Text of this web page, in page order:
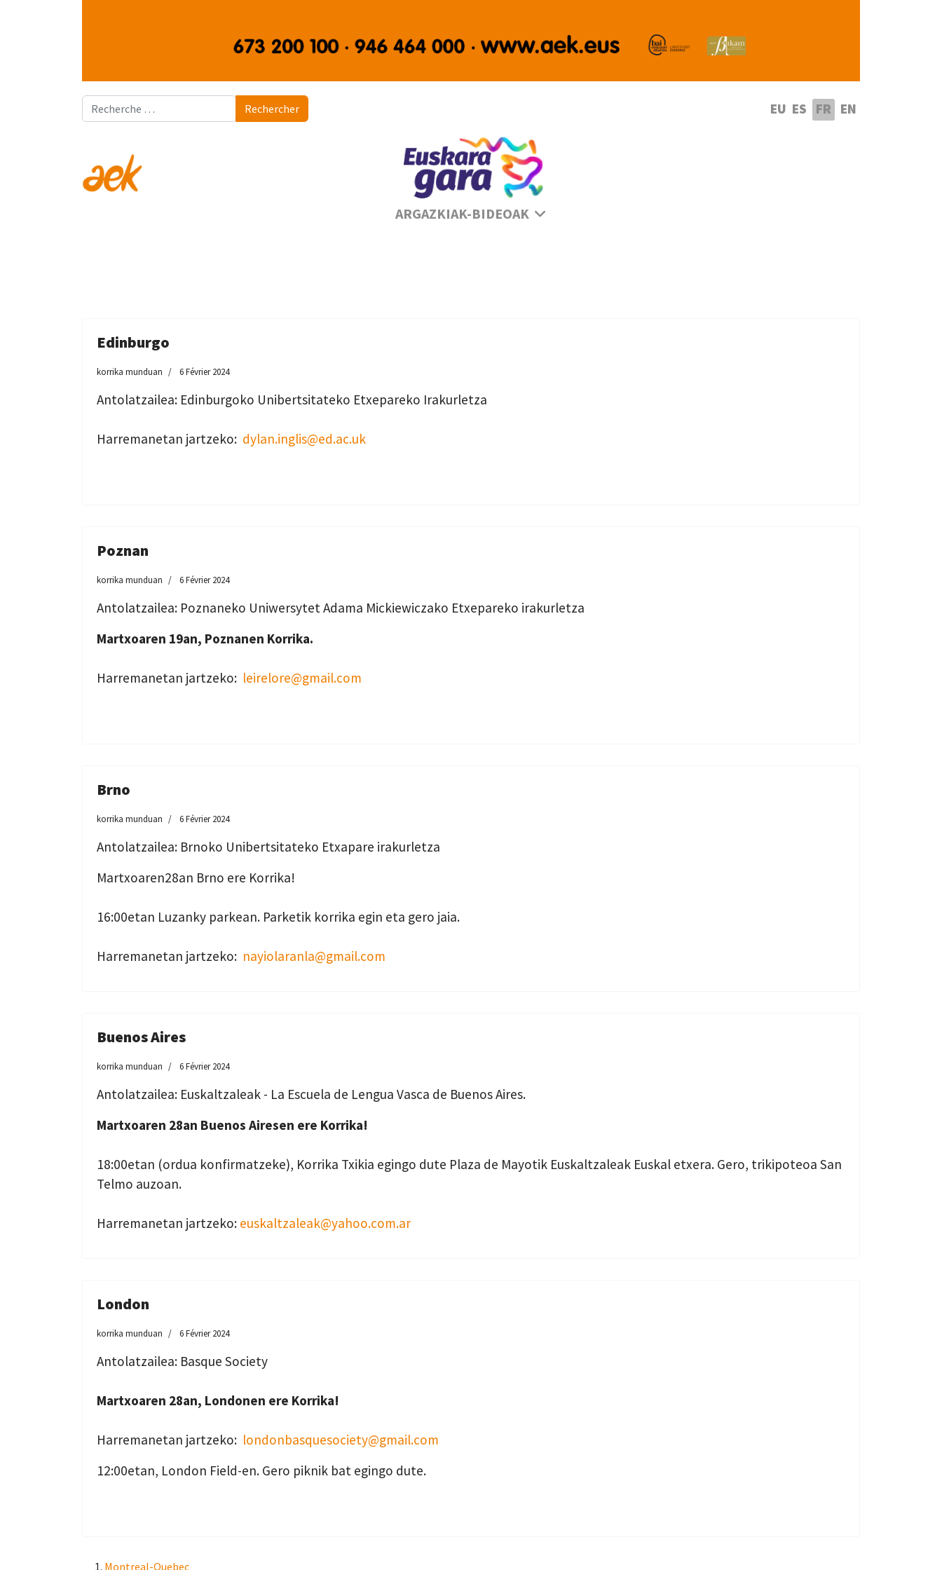
Rechercher Rechercher EU ES FR EN
ARGAZKIAK-BIDEOAK
Edinburgo
korrika munduan 6 Février 2024
Antolatzailea: Edinburgoko Unibertsitateko Etxepareko Irakurletza
Harremanetan jartzeko: dylan.inglis@ed.ac.uk
Poznan
korrika munduan 6 Février 2024
Antolatzailea: Poznaneko Uniwersytet Adama Mickiewiczako Etxepareko irakurletza
Martxoaren 19an, Poznanen Korrika.
Harremanetan jartzeko: leirelore@gmail.com
Brno
korrika munduan 6 Février 2024
Antolatzailea: Brnoko Unibertsitateko Etxapare irakurletza
Martxoaren28an Brno ere Korrika!
16:00etan Luzanky parkean. Parketik korrika egin eta gero jaia.
Harremanetan jartzeko: nayiolaranla@gmail.com
Buenos Aires
korrika munduan 6 Février 2024
Antolatzailea: Euskaltzaleak - La Escuela de Lengua Vasca de Buenos Aires.
Martxoaren 28an Buenos Airesen ere Korrika!
18:00etan (ordua konfirmatzeke), Korrika Txikia egingo dute Plaza de Mayotik Euskaltzaleak Euskal etxera. Gero, trikipoteoa San
Telmo auzoan.
Harremanetan jartzeko: euskaltzaleak@yahoo.com.ar
London
korrika munduan 6 Février 2024
Antolatzailea: Basque Society
Martxoaren 28an, Londonen ere Korrika!
Harremanetan jartzeko: londonbasquesociety@gmail.com
12:00etan, London Field-en. Gero piknik bat egingo dute.
Montreal-Quebec